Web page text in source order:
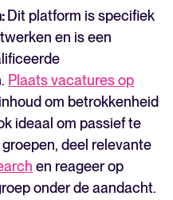
Dit platform is specifiek
en is een
Plaats vacatures op
om betrokkenheid
ideaal om passief te
deel relevante
en reageer op
onder de aandacht.